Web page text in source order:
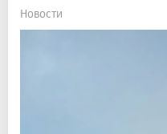
Новости